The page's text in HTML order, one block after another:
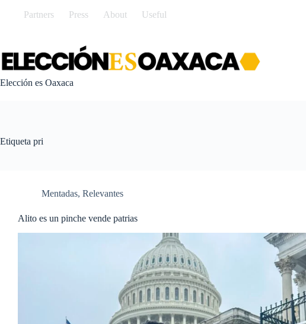
Partners Press About Useful
Elección es Oaxaca
Etiqueta pri
Mentadas, Relevantes
Alito es un pinche vende patrias